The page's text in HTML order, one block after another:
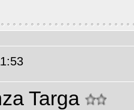
Targa